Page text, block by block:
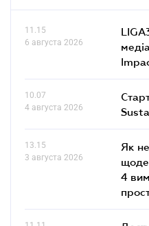
11.15
6 августа 2026
10.07
4 августа 2026
13.15
3 августа 2026
Як
4